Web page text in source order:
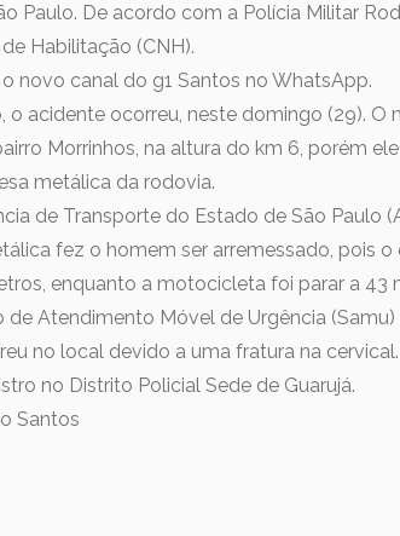
Paulo. De acordo com a Polícia Militar
Habilitação (CNH).
novo canal do g1 Santos no WhatsApp.
o acidente ocorreu, neste domingo (29).
Morrinhos, na altura do km 6, porém
metálica da rodovia.
de Transporte do Estado de São Paulo
fez o homem ser arremessado, pois
enquanto a motocicleta foi parar a 43
de Atendimento Móvel de Urgência
no local devido a uma fratura na
no Distrito Policial Sede de Guarujá.
Santos